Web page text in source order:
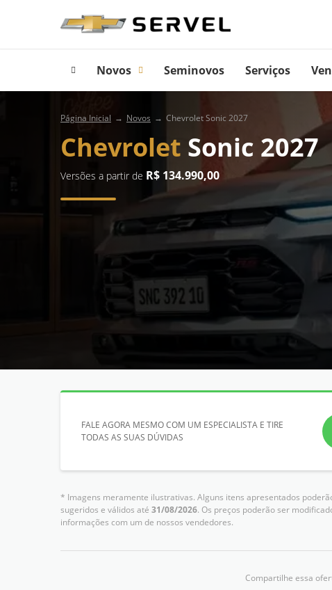
Novos Seminovos Serviços
Página Inicial Novos Chevrolet Sonic 2027
Chevrolet Sonic 2027
Versões a partir de R$ 134.990,00
FALE AGORA MESMO COM UM ESPECIALISTA E TIRE
TODAS AS SUAS DÚVIDAS
* Imagens meramente ilustrativas. Alguns itens apresentados
sugeridos e válidos até 31/08/2026. Os preços poderão ser
informações com um de nossos vendedores.
Compartilhe essa